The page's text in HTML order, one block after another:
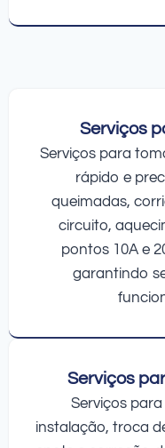
Serviços
Serviços para
rápido e
queimadas,
circuito,
pontos 10A e
garantindo
Serviços
Serviços
instalação, troca